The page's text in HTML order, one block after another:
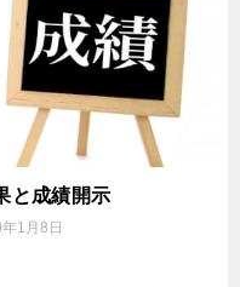
と成績開示
1月8日